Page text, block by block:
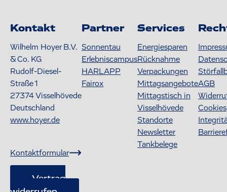
Kontakt
Wilhelm Hoyer B.V.
& Co. KG
Rudolf-Diesel-
Straße 1
27374Visselhövede
Deutschland
www.hoyer.de
Kontaktformular
Vertrag
Partner
Sonnentau
Erlebniscampus
HARLAPP
Fairox
Services
Energiesparen
Rücknahme
Verpackungen
Mittagsangebote
Mittagstisch in
Visselhövede
Standorte
Newsletter
Tankbelege
AGB
Cookies